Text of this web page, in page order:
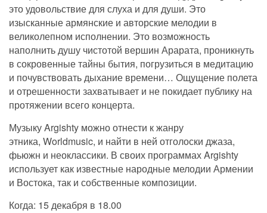
это удовольствие для слуха и для души. Это
изысканные армянские и авторские мелодии в
великолепном исполнении. Это возможность
наполнить душу чистотой вершин Арарата, проникнуть
в сокровенные тайны бытия, погрузиться в медитацию
и почувствовать дыхание времени… Ощущение полета
и отрешенности захватывает и не покидает публику на
протяжении всего концерта.
Музыку Argishty можно отнести к жанру
этника, Worldmusic, и найти в ней отголоски джаза,
фьюжн и неоклассики. В своих программах Argishty
использует как известные народные мелодии Армении
и Востока, так и собственные композиции.
Когда: 15 декабря в 18.00